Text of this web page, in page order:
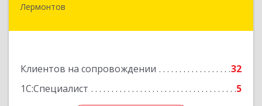
Лермонтов
Клиентов на сопровождении
32
1С:Специалист
5
357348, Ставропольский край, Лермонтов г,